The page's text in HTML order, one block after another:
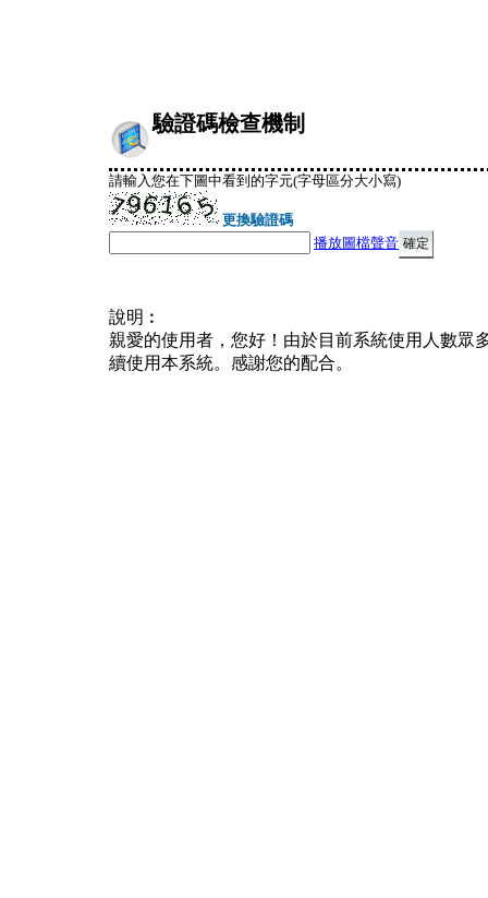
驗證碼檢查機制
請輸入您在下圖中看到的字元(字母區分大小寫)
更換驗證碼
播放圖檔聲音
說明︰
親愛的使用者，您好！由於目前系統使用人數眾
續使用本系統。感謝您的配合。